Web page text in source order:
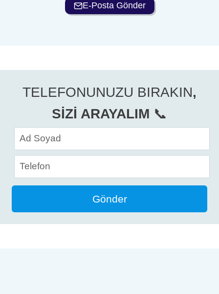
E-Posta Gönder
TELEFONUNUZU BIRAKIN,
SİZİ ARAYALIM 📞